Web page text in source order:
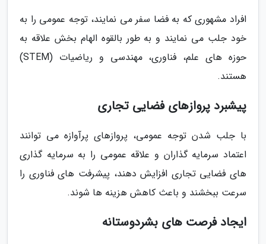
افراد مشهوری که به فضا سفر می نمایند، توجه عمومی را به
خود جلب می نمایند و به طور بالقوه الهام بخش علاقه به
حوزه های علم، فناوری، مهندسی و ریاضیات (STEM)
هستند.
پیشبرد پروازهای فضایی تجاری
با جلب شدن توجه عمومی، پروازهای پرآوازه می توانند
اعتماد سرمایه گذاران و علاقه عمومی را به سرمایه گذاری
های فضایی تجاری افزایش دهند، پیشرفت های فناوری را
سرعت ببخشند و باعث کاهش هزینه ها شوند.
ایجاد فرصت های بشردوستانه